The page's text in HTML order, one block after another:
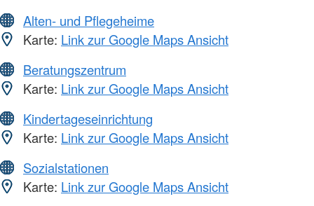
Alten- und Pflegeheime
Karte: Link zur Google Maps Ansicht
Beratungszentrum
Karte: Link zur Google Maps Ansicht
Kindertageseinrichtung
Karte: Link zur Google Maps Ansicht
Sozialstationen
Karte: Link zur Google Maps Ansicht